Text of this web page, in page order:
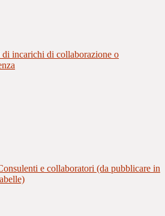
incarichi di collaborazione o
e collaboratori (da pubblicare in